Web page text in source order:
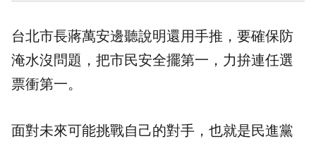
台北市長蔣萬安邊聽說明還用手推，要確保防
淹水沒問題，把市民安全擺第一，力拚連任選
票衝第一。
面對未來可能挑戰自己的對手，也就是民進黨